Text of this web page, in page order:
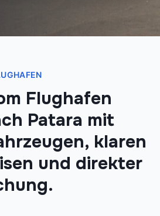
Flughafen
Patara mit
klaren
und direkter